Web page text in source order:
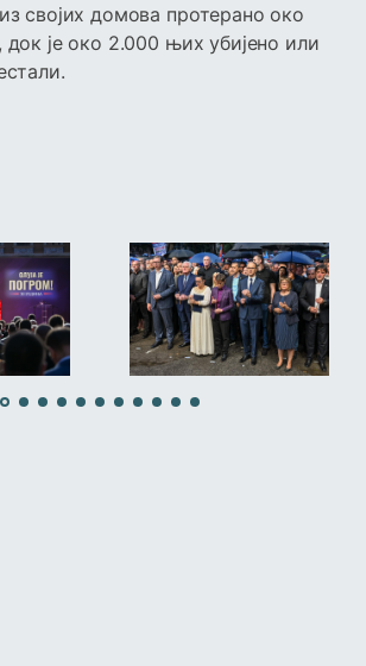
својих домова протерано око
је око 2.000 њих убијено или